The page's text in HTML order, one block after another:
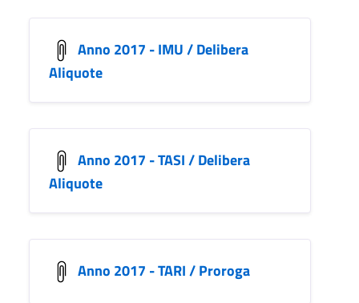
Anno 2017 - IMU / Delibera
Aliquote
Anno 2017 - TASI / Delibera
Aliquote
Anno 2017 - TARI / Proroga